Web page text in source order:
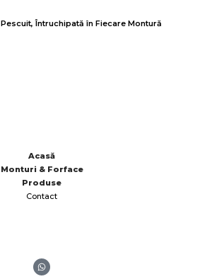
Pescuit,Întruchipată în Fiecare Montură
Acasă
Monturi & Forface
Produse
Contact